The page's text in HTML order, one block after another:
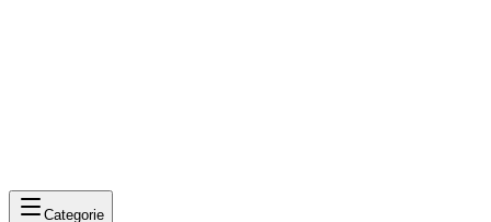
Categorie